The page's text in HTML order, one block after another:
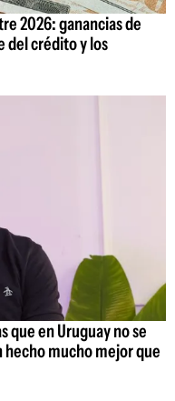
2026: ganancias de
del crédito y los
que en Uruguay no se
mucho mejor que